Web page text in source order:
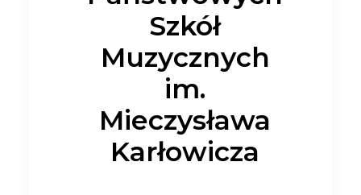
Szkół
Muzycznych
im.
Mieczysława
Karłowicza